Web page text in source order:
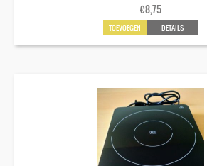
€8,75
TOEVOEGEN DETAILS